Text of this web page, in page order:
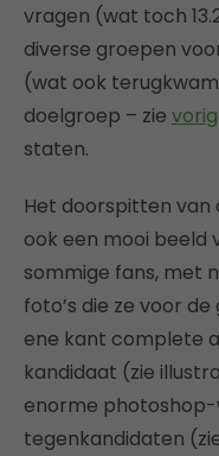
vragen (wat toch
diverse groepen
(wat ook
doelgroep – zie
staten.
Het doorspitten van
ook een mooi beeld
sommige fans, met
foto’s die ze voor
ene kant complete
kandidaat (zie
enorme photoshop-
tegenkandidaten